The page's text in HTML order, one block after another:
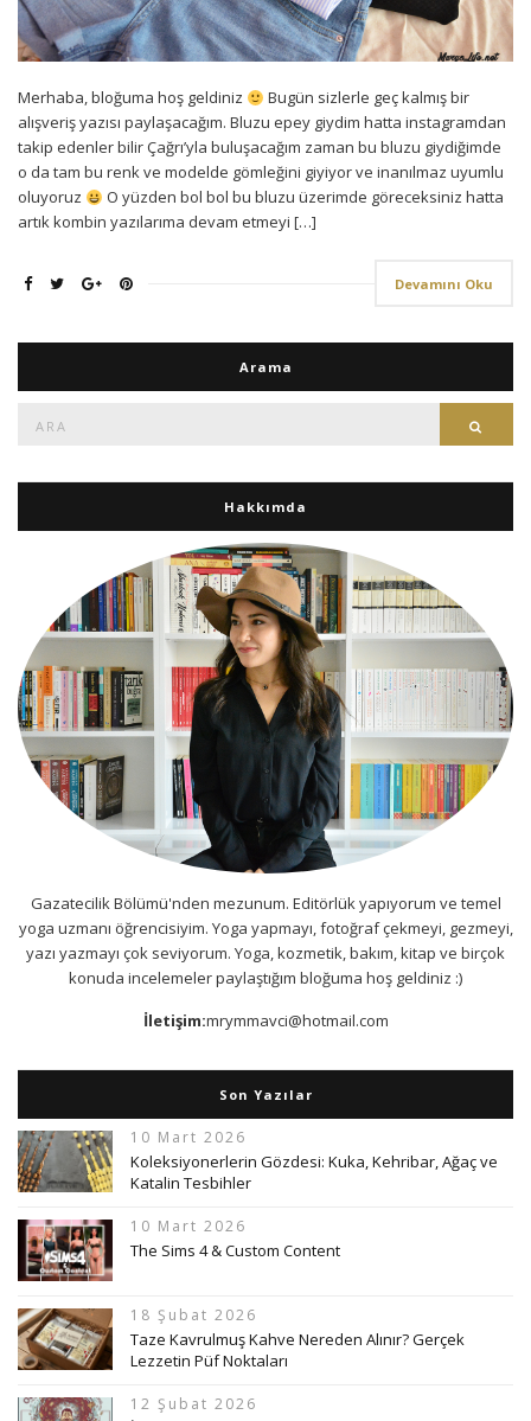
Merhaba, bloğuma hoş geldiniz
Bugün sizlerle geç kalmış bir
alışveriş yazısı paylaşacağım. Bluzu epey giydim hatta instagramdan
takip edenler bilir Çağrı’yla buluşacağım zaman bu bluzu giydiğimde
o da tam bu renk ve modelde gömleğini giyiyor ve inanılmaz uyumlu
oluyoruz
O yüzden bol bol bu bluzu üzerimde göreceksiniz hatta
artık kombin yazılarıma devam etmeyi […]
Devamını Oku
Arama
Hakkımda
Gazatecilik Bölümü'nden mezunum. Editörlük yapıyorum ve temel
yoga uzmanı öğrencisiyim. Yoga yapmayı, fotoğraf çekmeyi, gezmeyi,
yazı yazmayı çok seviyorum. Yoga, kozmetik, bakım, kitap ve birçok
konuda incelemeler paylaştığım bloğuma hoş geldiniz :)
İletişim:mrymmavci@hotmail.com
Son Yazılar
10 Mart 2026
Koleksiyonerlerin Gözdesi: Kuka, Kehribar, Ağaç ve
Katalin Tesbihler
10 Mart 2026
The Sims 4 & Custom Content
18 Şubat 2026
Taze Kavrulmuş Kahve Nereden Alınır? Gerçek
Lezzetin Püf Noktaları
12 Şubat 2026